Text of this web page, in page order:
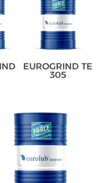
EUROGRIND TE
305